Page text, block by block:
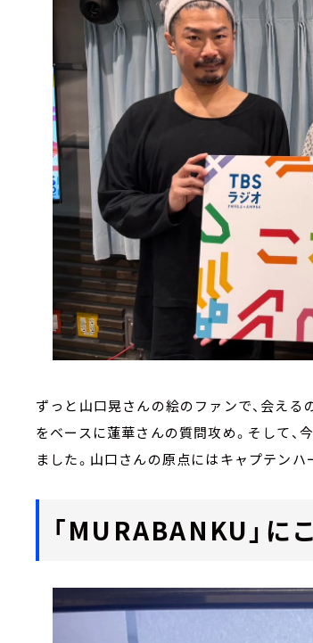
ずっと山口晃さんの絵のファンで、会え
をベースに蓮華さんの質問攻め。そして、
ました。山口さんの原点にはキャプテンハ
「MURABANKU」に